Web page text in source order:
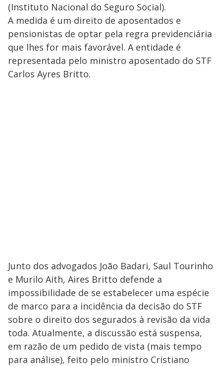
(Instituto Nacional do Seguro Social).
A medida é um direito de aposentados e
pensionistas de optar pela regra previdenciária
que lhes for mais favorável. A entidade é
representada pelo ministro aposentado do STF
Carlos Ayres Britto.
Junto dos advogados João Badari, Saul Tourinho
e Murilo Aith, Aires Britto defende a
impossibilidade de se estabelecer uma espécie
de marco para a incidência da decisão do STF
sobre o direito dos segurados à revisão da vida
toda. Atualmente, a discussão está suspensa,
em razão de um pedido de vista (mais tempo
para análise), feito pelo ministro Cristiano